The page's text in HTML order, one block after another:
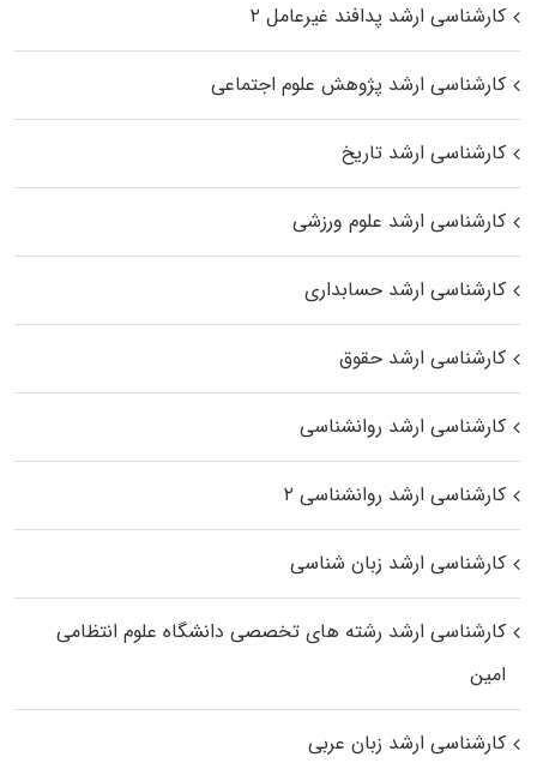
کارشناسی ارشد پدافند غیرعامل ۲
کارشناسی ارشد پژوهش علوم اجتماعی
کارشناسی ارشد تاریخ
کارشناسی ارشد علوم ورزشی
کارشناسی ارشد حسابداری
کارشناسی ارشد حقوق
کارشناسی ارشد روانشناسی
کارشناسی ارشد روانشناسی ۲
کارشناسی ارشد زبان شناسی
کارشناسی ارشد رﺷﺘﻪ ﻫﺎی تخصصی داﻧﺸﮕﺎه ﻋﻠﻮم انتظامی
اﻣﻴﻦ
کارشناسی ارشد زبان عربی